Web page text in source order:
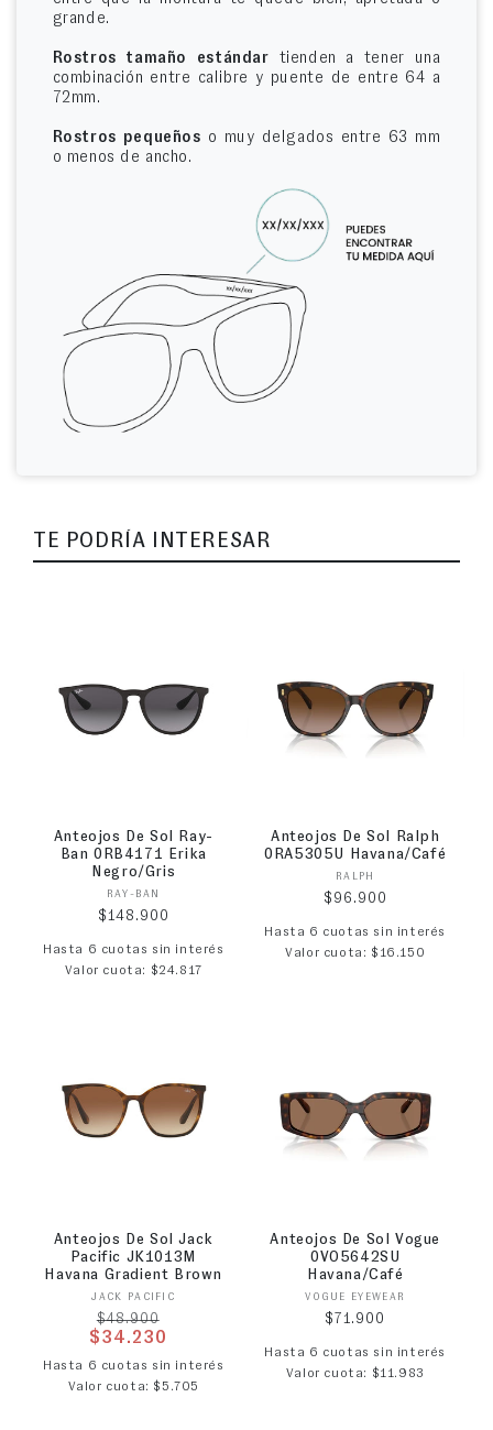
grande.
Rostros tamaño estándar tienden a tener una
combinación entre calibre y puente de entre 64 a
72mm.
Rostros pequeños o muy delgados entre 63 mm
o menos de ancho.
TE PODRÍA INTERESAR
Anteojos De Sol Ray-
Ban 0RB4171 Erika
Negro/Gris
Proveedor:
RAY-BAN
Precio habitual
$148.900
Hasta 6 cuotas sin interés
Valor cuota: $24.817
Anteojos De Sol Ralph
0RA5305U Havana/Café
Proveedor:
RALPH
Precio habitual
$96.900
Hasta 6 cuotas sin interés
Valor cuota: $16.150
Anteojos De Sol Jack
Pacific JK1013M
Havana Gradient Brown
Proveedor:
JACK PACIFIC
Precio habitual
$48.900
$34.230
Precio de oferta
Hasta 6 cuotas sin interés
Valor cuota: $5.705
Anteojos De Sol Vogue
0VO5642SU
Havana/Café
Proveedor:
VOGUE EYEWEAR
Precio habitual
$71.900
Hasta 6 cuotas sin interés
Valor cuota: $11.983